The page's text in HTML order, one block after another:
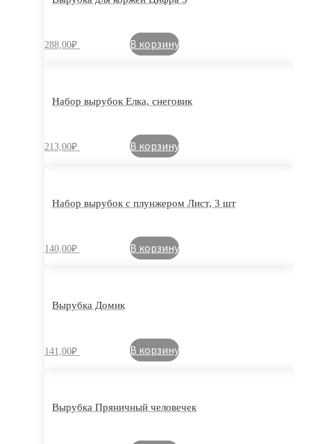
288,00₽ В корзину
Набор вырубок Елка, снеговик
213,00₽ В корзину
Набор вырубок с плунжером Лист, 3 шт
140,00₽ В корзину
Вырубка Домик
141,00₽ В корзину
Вырубка Пряничный человечек